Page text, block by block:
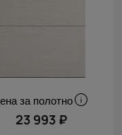
за полотно
23 993 ₽